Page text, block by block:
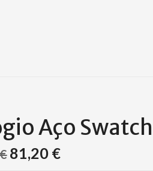
Aço Swatch
€ 81,20 €